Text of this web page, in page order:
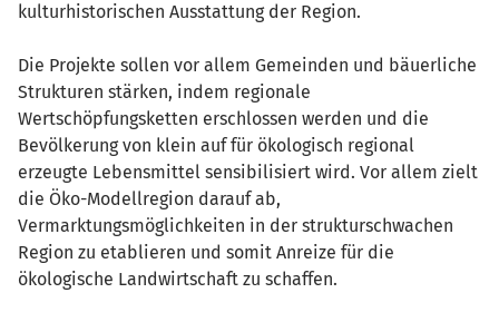
kulturhistorischen Ausstattung der Region.
Die Projekte sollen vor allem Gemeinden und bäuerliche
Strukturen stärken, indem regionale
Wertschöpfungsketten erschlossen werden und die
Bevölkerung von klein auf für ökologisch regional
erzeugte Lebensmittel sensibilisiert wird. Vor allem zielt
die Öko-Modellregion darauf ab,
Vermarktungsmöglichkeiten in der strukturschwachen
Region zu etablieren und somit Anreize für die
ökologische Landwirtschaft zu schaffen.